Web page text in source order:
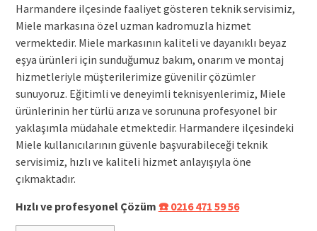
Harmandere ilçesinde faaliyet gösteren teknik servisimiz,
Miele markasına özel uzman kadromuzla hizmet
vermektedir. Miele markasının kaliteli ve dayanıklı beyaz
eşya ürünleri için sunduğumuz bakım, onarım ve montaj
hizmetleriyle müşterilerimize güvenilir çözümler
sunuyoruz. Eğitimli ve deneyimli teknisyenlerimiz, Miele
ürünlerinin her türlü arıza ve sorununa profesyonel bir
yaklaşımla müdahale etmektedir. Harmandere ilçesindeki
Miele kullanıcılarının güvenle başvurabileceği teknik
servisimiz, hızlı ve kaliteli hizmet anlayışıyla öne
çıkmaktadır.
Hızlı ve profesyonel Çözüm ☎️ 0216 471 59 56